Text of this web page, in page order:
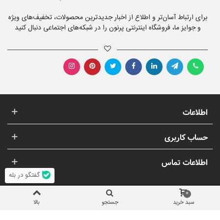
برای ارتباط آسان‌تر و اطلاع از اخبار جدیدترین محصولات، تخفیف‌های ویژه
و جوایز ما، فروشگاه اینترنتی پرنون را در شبکه‌های اجتماعی دنبال کنید
اطلاعات
حساب کاربری
اطلاعات تماس
سبد خرید
0
جستجو بالا
گفتگو در بله